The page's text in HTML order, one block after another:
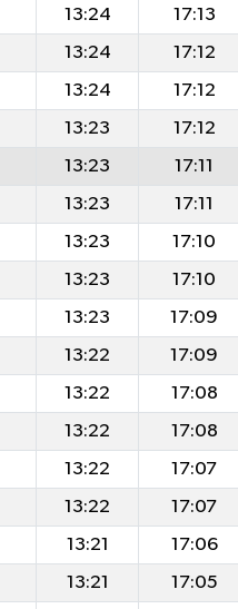
13:24 17:13
13:24 17:12
13:24 17:12
13:23 17:12
13:23 17:11
13:23 17:11
13:23 17:10
13:23 17:10
13:23 17:09
13:22 17:09
13:22 17:08
13:22 17:08
13:22 17:07
13:22 17:07
13:21 17:06
13:21 17:05